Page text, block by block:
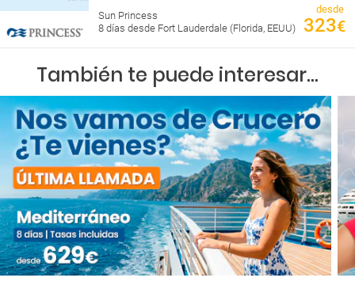
Sun Princess
8 días desde Fort Lauderdale (Florida, EEUU)
desde
323€
También te puede interesar...